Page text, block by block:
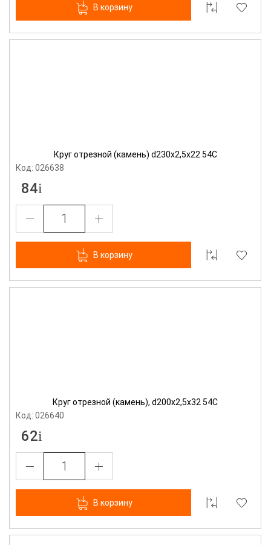
В корзину
Круг отрезной (камень) d230х2,5х22 54С
Код: 026638
84
В корзину
Круг отрезной (камень), d200х2,5х32 54С
Код: 026640
62
В корзину